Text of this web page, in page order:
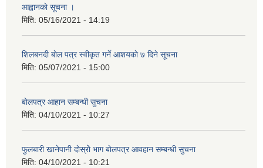
आह्वानकाे सूचना ।
मिति: 05/16/2021 - 14:19
शिलबनदी बाेल पत्र स्वीकृत गर्ने आशयकाे ७ दिने सूचना
मिति: 05/07/2021 - 15:00
बाेलपत्र आहान सम्बन्धी सुचना
मिति: 04/10/2021 - 10:27
फुलबारी खानेपानी दाेस्राेे भाग बाेलपत्र आवहान सम्बन्धी सुचना
मिति: 04/10/2021 - 10:21